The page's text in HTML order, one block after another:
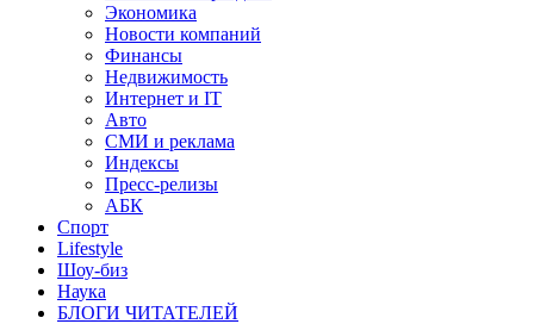
Экономика
Новости компаний
Финансы
Недвижимость
Интернет и IT
Авто
СМИ и реклама
Индексы
Пресс-релизы
АБК
Спорт
Lifestyle
Шоу-биз
Наука
БЛОГИ ЧИТАТЕЛЕЙ